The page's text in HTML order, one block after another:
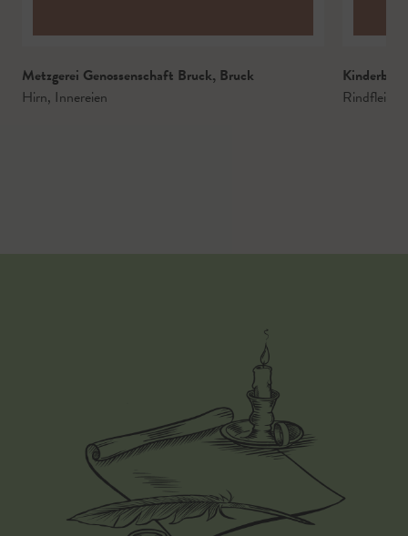
Metzgerei Genossenschaft Bruck, Bruck
Hirn, Innereien
Rindfleisch